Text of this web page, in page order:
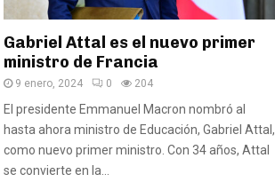
Gabriel Attal es el nuevo primer
ministro de Francia
9 enero, 2024 0 204
El presidente Emmanuel Macron nombró al
hasta ahora ministro de Educación, Gabriel Attal,
como nuevo primer ministro. Con 34 años, Attal
se convierte en la...